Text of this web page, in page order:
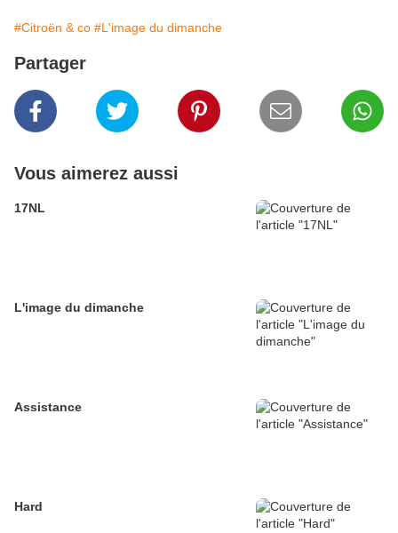
#Citroën & co #L'image du dimanche
Partager
Vous aimerez aussi
17NL
L'image du dimanche
Assistance
Hard